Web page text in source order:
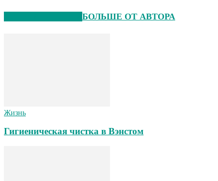
БОЛЬШЕ ОТ АВТОРА
Жизнь
Гигиеническая чистка в Вэнстом